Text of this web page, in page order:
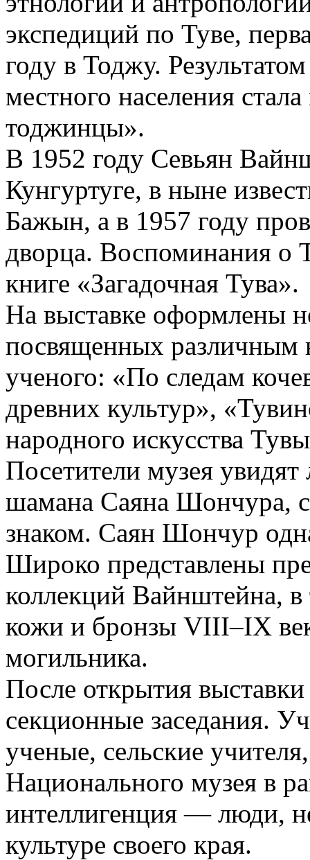
экспедиций по Туве,
году в Тоджу.
местного населения
тоджинцы».
В 1952 году Севьян
Кунгуртуге, в ныне
Бажын, а в 1957 году
дворца. Воспоминания о
книге «Загадочная Тува».
На выставке оформлены
посвященных различным
ученого: «По следам
древних культур»,
народного искусства
Посетители музея
шамана Саяна Шончура,
знаком. Саян Шончур
Широко представлены
коллекций Вайнштейна, в
кожи и бронзы VIII–IX
могильника.
После открытия
секционные заседания.
ученые, сельские
Национального музея в
интеллигенция — люди,
культуре своего края.